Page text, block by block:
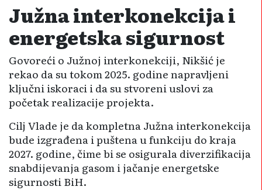
Južna interkonekcija i
energetska sigurnost
Govoreći o Južnoj interkonekciji, Nikšić je
rekao da su tokom 2025. godine napravljeni
ključni iskoraci i da su stvoreni uslovi za
početak realizacije projekta.
Cilj Vlade je da kompletna Južna interkonekcija
bude izgrađena i puštena u funkciju do kraja
2027. godine, čime bi se osigurala diverzifikacija
snabdijevanja gasom i jačanje energetske
sigurnosti BiH.